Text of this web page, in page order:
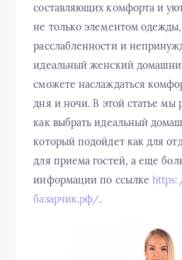
составляющих комфорта и
не только элементом
расслабленности и
идеальный женский
сможете наслаждаться
дня и ночи. В этой статье мы
как выбрать идеальный
который подойдет как для
для приема гостей, а еще
информации по ссылке
базарчик.рф/.